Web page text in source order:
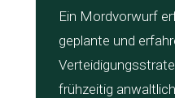
Ein Mordvorwurf
geplante und
frühzeitig